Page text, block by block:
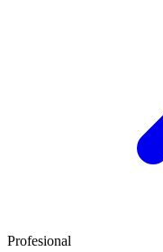
Profesional